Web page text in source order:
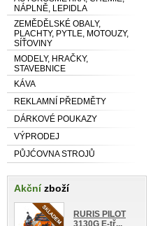
NÁPLNĚ, LEPIDLA
ZEMĚDĚLSKÉ OBALY,
PLACHTY, PYTLE, MOTOUZY,
SÍŤOVINY
MODELY, HRAČKY,
STAVEBNICE
KÁVA
REKLAMNÍ PŘEDMĚTY
DÁRKOVÉ POUKAZY
VÝPRODEJ
PŮJĆOVNA STROJŮ
Akčnízboží
RURIS PILOT
3130G E-tř...